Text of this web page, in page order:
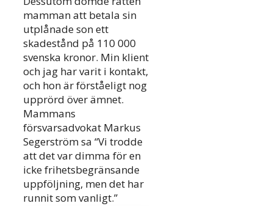
mamman att betala sin
utplånade son ett
skadestånd på 110 000
svenska kronor. Min klient
och jag har varit i kontakt,
och hon är förståeligt nog
upprörd över ämnet.
Mammans
försvarsadvokat Markus
Segerström sa “Vi trodde
att det var dimma för en
icke frihetsbegränsande
uppföljning, men det har
runnit som vanligt.”